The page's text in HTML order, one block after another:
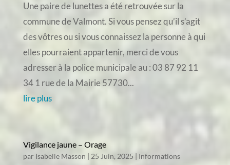
Une paire de lunettes a été retrouvée sur la
commune de Valmont. Si vous pensez qu’il s’agit
des vôtres ou si vous connaissez la personne à qui
elles pourraient appartenir, merci de vous
adresser à la police municipale au : 03 87 92 11
34 1 rue de la Mairie 57730...
lire plus
Vigilance jaune – Orage
par Isabelle Masson | 25 Juin, 2025 | Informations